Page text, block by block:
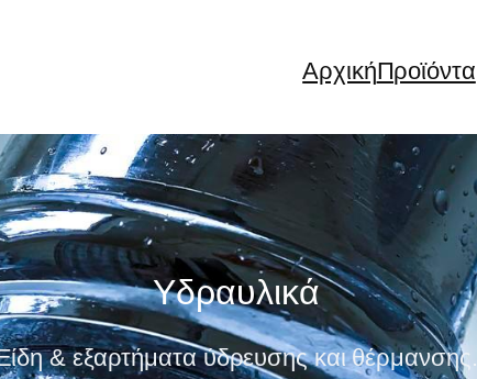
ΑρχικήΠροϊόντα
Υδραυλικά
& εξαρτήματα ύδρευσης και θέρμανσης.